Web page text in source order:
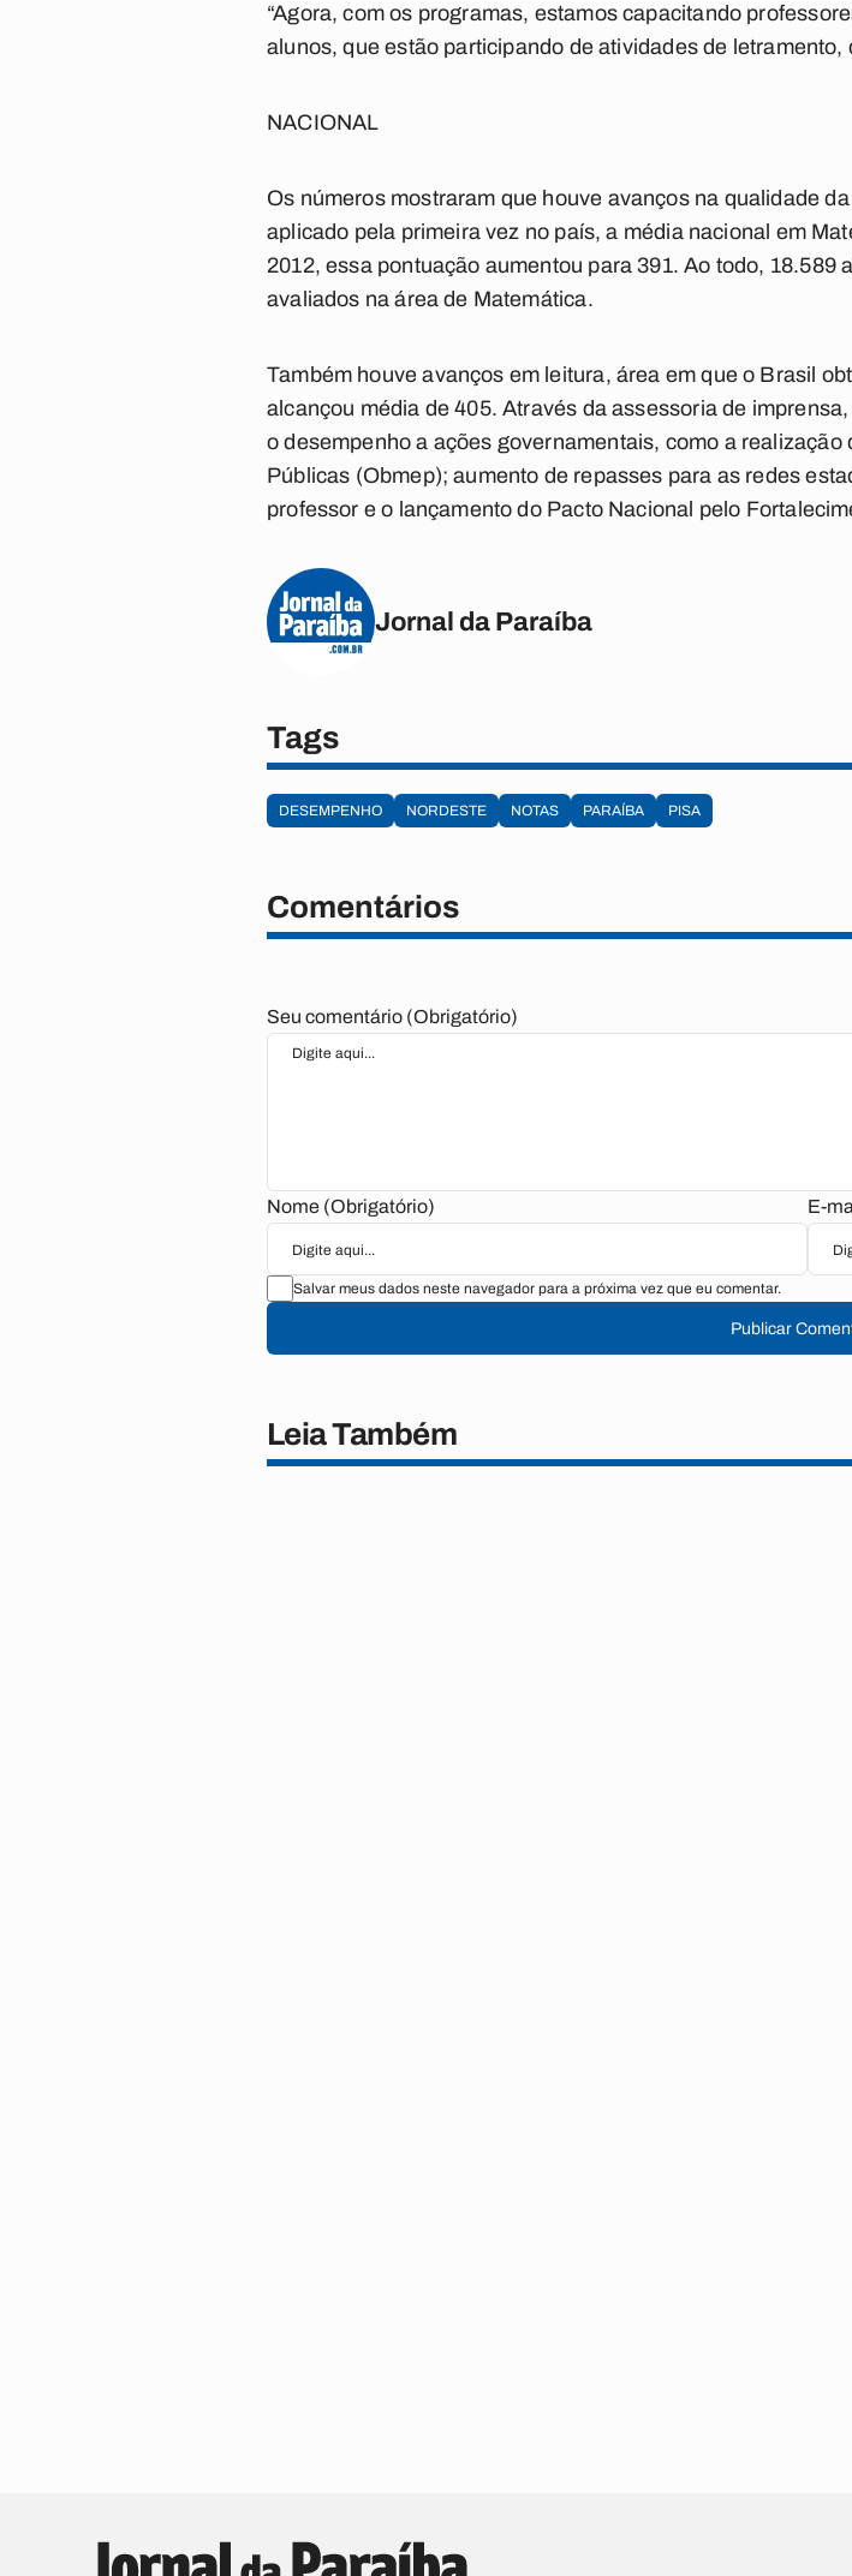
“Agora, com os programas, estamos capacitando
alunos, que estão participando de atividades de
NACIONAL
Os números mostraram que houve avanços na qualidade
aplicado pela primeira vez no país, a média nacional em
2012, essa pontuação aumentou para 391. Ao todo,
avaliados na área de Matemática.
Também houve avanços em leitura, área em que o Brasil
alcançou média de 405. Através da assessoria de
o desempenho a ações governamentais, como a
Públicas (Obmep); aumento de repasses para as redes
professor e o lançamento do Pacto Nacional pelo
Jornal da Paraíba
Tags
DESEMPENHO NORDESTE NOTAS PARAÍBA PISA
Comentários
Seu comentário (Obrigatório)
Nome (Obrigatório) E-
Salvar meus dados neste navegador para a próxima vez que eu comentar.
Publicar
Leia Também